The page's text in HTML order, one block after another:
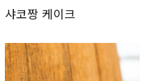
샤코짱 케이크